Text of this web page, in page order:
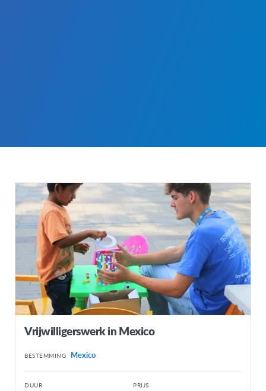
Vrijwilligerswerk in Mexico
BESTEMMING Mexico
DUUR PRIJS